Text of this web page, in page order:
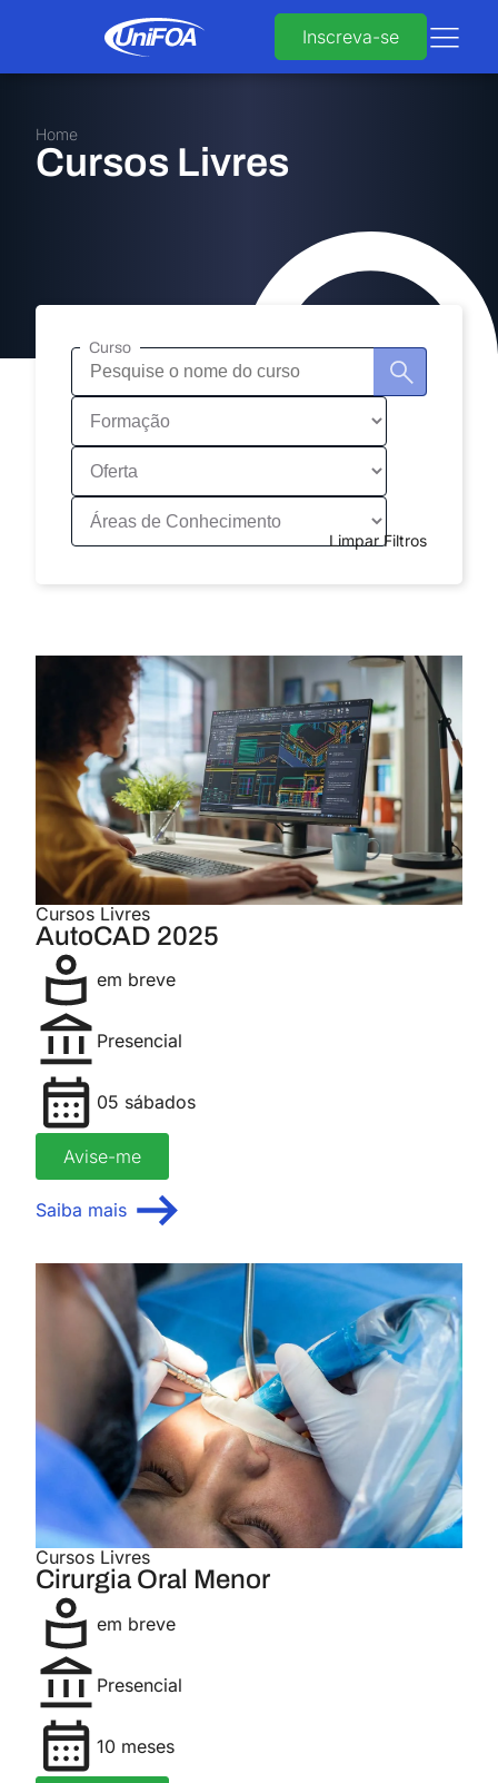
Inscreva-se
Home
Cursos Livres
Curso
Pesquisa
curso
Limpar Filtros
Cursos Livres
AutoCAD 2025
em breve
Presencial
05 sábados
Avise-me
Saiba mais
Cursos Livres
Cirurgia Oral Menor
em breve
Presencial
10 meses